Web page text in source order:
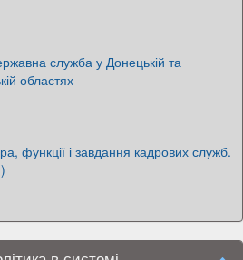
служба у Донецькій та
областях
функції і завдання кадрових служб.